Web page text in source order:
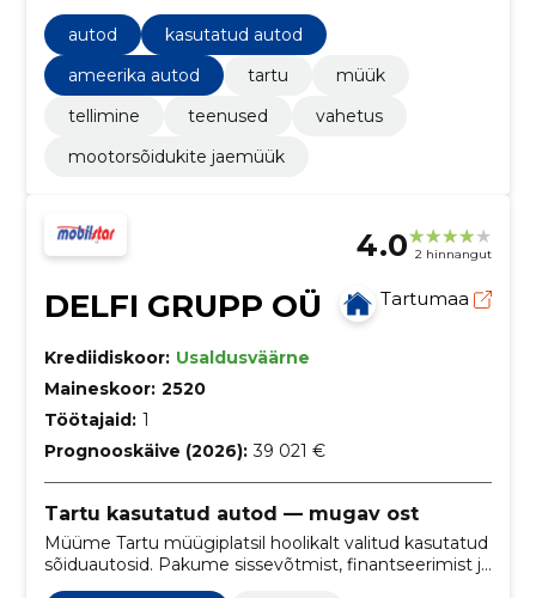
autod
kasutatud autod
ameerika autod
tartu
müük
tellimine
teenused
vahetus
mootorsõidukite jaemüük
4.0 2 hinnangut
DELFI GRUPP OÜ Tartumaa
Krediidiskoor: Usaldusväärne
Maineskoor: 2520
Töötajaid: 1
Prognooskäive (2026): 39 021 €
Tartu kasutatud autod — mugav ost
Müüme Tartu müügiplatsil hoolikalt valitud kasutatud
sõiduautosid. Pakume sissevõtmist, finantseerimist ja
rehve, et ost oleks mugav ja kohalik.